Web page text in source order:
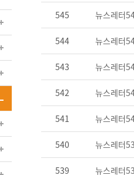
545 뉴스레터
544 뉴스레터
543 뉴스레터
542 뉴스레터
541 뉴스레터
540 뉴스레터
539 뉴스레터